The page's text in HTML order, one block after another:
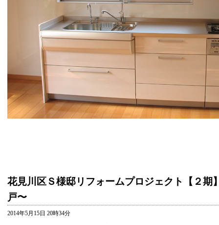
花見川区Ｓ様邸リフォームプロジェクト【２
戸〜
2014年5月15日 20時34分